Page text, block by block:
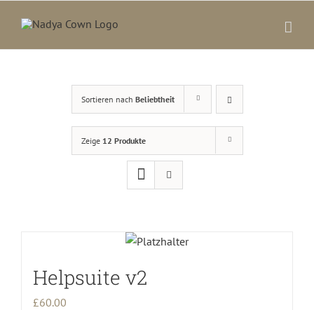
Inhalt
springen
Sortieren nach Beliebtheit
Zeige 12 Produkte
Helpsuite v2
£60.00